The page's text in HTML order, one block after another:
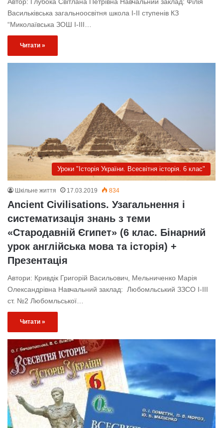
Васильківська загальноосвітня школа І-ІІ ступенів КЗ
“Миколаївська ЗОШ І-ІІІ…
Читати »
Уроки "Історія України. Всесвітня історія. 6 клас"
Шкільне життя 17.03.2019 834
Ancient Civilisations. Узагальнення і
систематизація знань з теми
«Стародавній Єгипет» (6 клас. Бінарний
урок англійська мова та історія) +
Презентація
Автори: Кривдік Григорій Васильович, Мельниченко Марія
Олександрівна Навчальний заклад: Любомльський ЗЗСО І-ІІІ
ст. №2 Любомльської…
Читати »